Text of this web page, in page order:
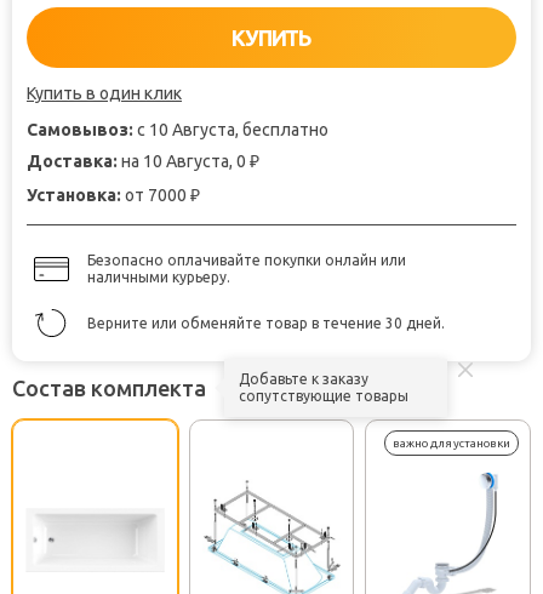
КУПИТЬ
Купить в один клик
Самовывоз: с 10 Августа, бесплатно
Доставка: на 10 Августа, 0 ₽
Установка: от 7000 ₽
Безопасно оплачивайте покупки онлайн или
наличными курьеру.
Верните или обменяйте товар в течение 30 дней.
Состав комплекта
Добавьте к заказу
сопутствующие товары